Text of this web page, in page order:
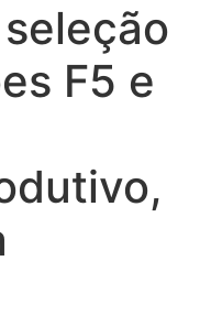
F5 e